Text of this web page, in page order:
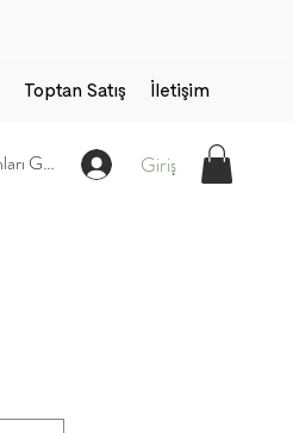
Toptan Satış İletişim
Giriş
Puanları Görüntüle